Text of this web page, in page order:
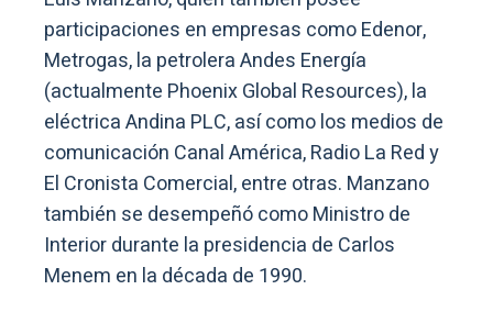
participaciones en empresas como Edenor,
Metrogas, la petrolera Andes Energía
(actualmente Phoenix Global Resources), la
eléctrica Andina PLC, así como los medios de
comunicación Canal América, Radio La Red y
El Cronista Comercial, entre otras. Manzano
también se desempeñó como Ministro de
Interior durante la presidencia de Carlos
Menem en la década de 1990.